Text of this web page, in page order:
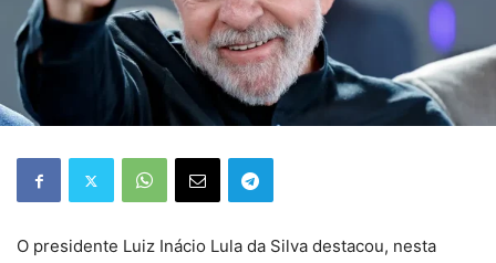
O presidente Luiz Inácio Lula da Silva destacou, nesta